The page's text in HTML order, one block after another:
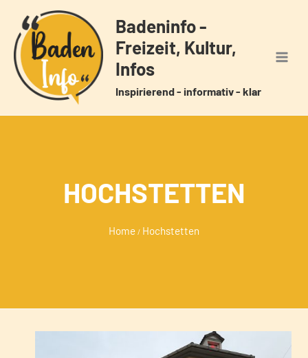
Inhalt
springen
Badeninfo -
Freizeit, Kultur,
Infos
Inspirierend - informativ - klar
HOCHSTETTEN
Home / Hochstetten